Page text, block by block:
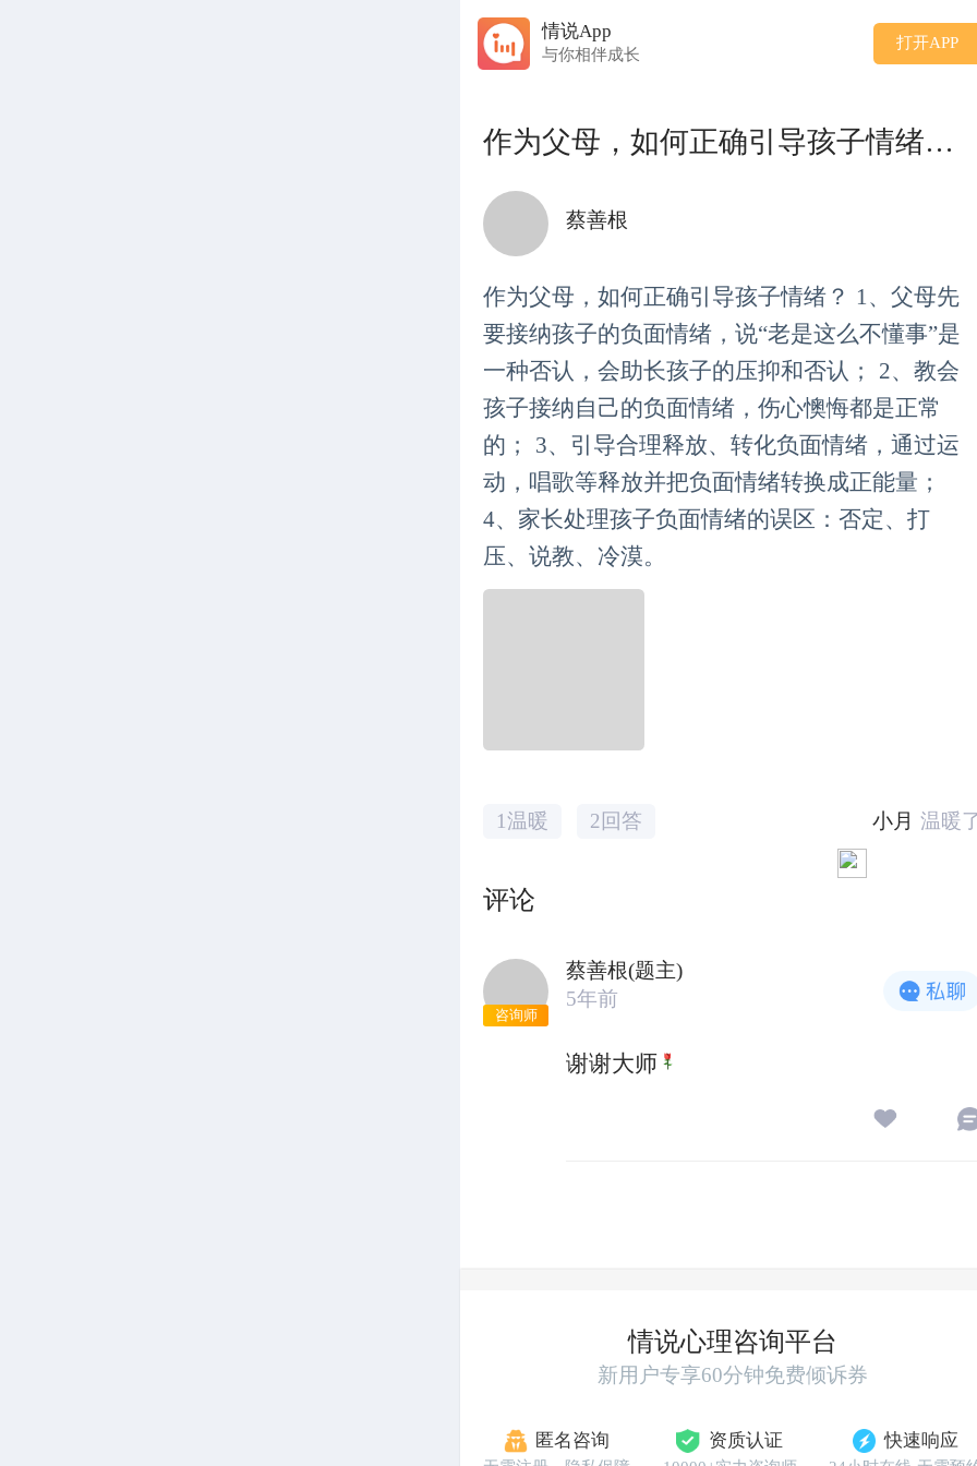
情说App
与你相伴成长
打开APP
作为父母，如何正确引导孩子情绪？ 1、父母先要接纳孩子
蔡善根
作为父母，如何正确引导孩子情绪？ 1、父母先
要接纳孩子的负面情绪，说“老是这么不懂事”是
一种否认，会助长孩子的压抑和否认； 2、教会
孩子接纳自己的负面情绪，伤心懊悔都是正常
的； 3、引导合理释放、转化负面情绪，通过运
动，唱歌等释放并把负面情绪转换成正能量；
4、家长处理孩子负面情绪的误区：否定、打
压、说教、冷漠。
1温暖 2回答 小月 温暖
评论
咨询师
蔡善根(题主)
5年前
谢谢大师
情说心理咨询平台
新用户专享60分钟免费倾诉券
匿名咨询 资质认证 快速响应